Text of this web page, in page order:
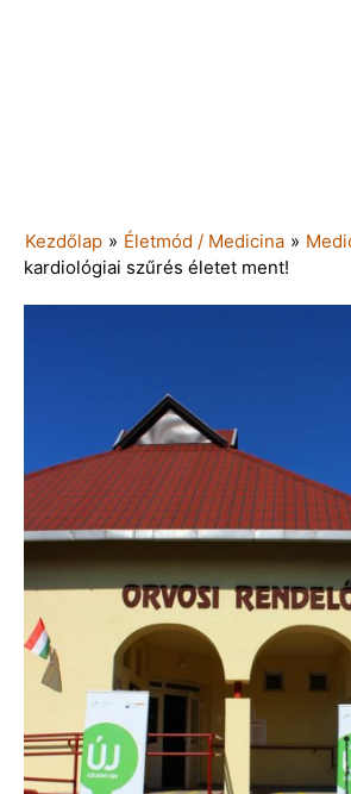
Kezdőlap » Életmód / Medicina »
kardiológiai szűrés életet ment!